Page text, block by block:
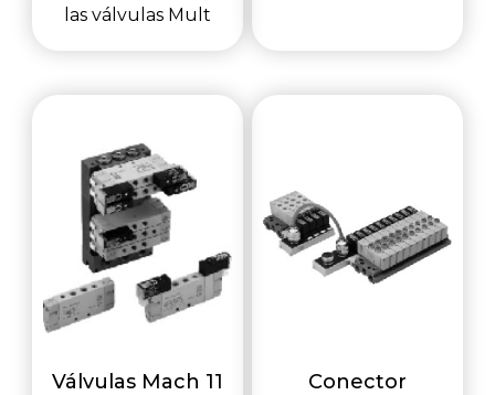
las válvulas Mult
Válvulas Mach 11
Conector